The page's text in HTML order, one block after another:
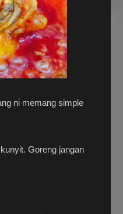
ni memang simple
Goreng jangan